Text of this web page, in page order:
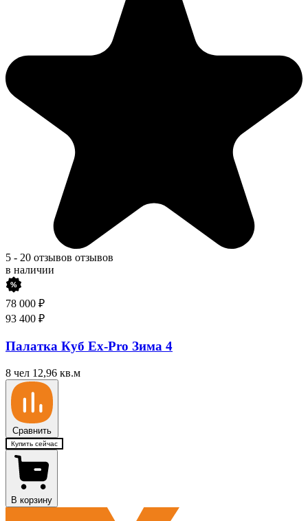
5 - 20 отзывов отзывов
в наличии
78 000 ₽
93 400 ₽
Палатка Куб Ex-Pro Зима 4
8 чел 12,96 кв.м
Сравнить
Купить сейчас
В корзину